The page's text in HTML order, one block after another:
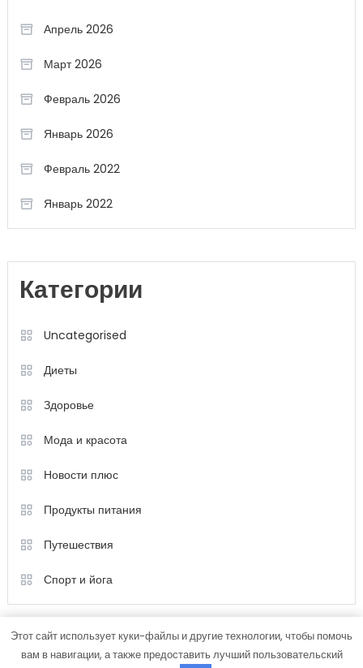
Апрель 2026
Март 2026
Февраль 2026
Январь 2026
Февраль 2022
Январь 2022
Категории
Uncategorised
Диеты
Здоровье
Мода и красота
Новости плюс
Продукты питания
Путешествия
Спорт и йога
Этот сайт использует куки-файлы и другие технологии, чтобы помочь
вам в навигации, а также предоставить лучший пользовательский